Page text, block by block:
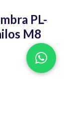
PL-
M8